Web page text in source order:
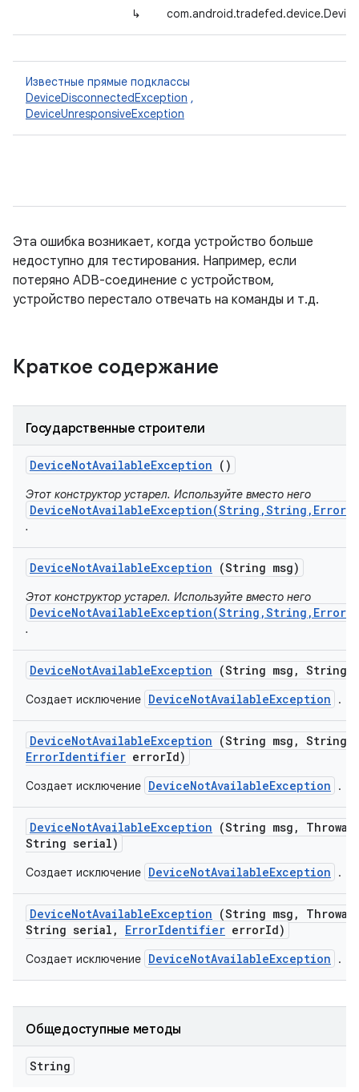
↳
Известные прямые подклассы
DeviceDisconnectedException ,
DeviceUnresponsiveException
Эта ошибка возникает, когда устройство больше
недоступно для тестирования. Например, если
потеряно ADB-соединение с устройством,
устройство перестало отвечать на команды и т.д.
Краткое содержание
Государственные строители
DeviceNotAvailableException ()
Этот конструктор устарел. Используйте вместо него
.
DeviceNotAvailableException (String msg)
Этот конструктор устарел. Используйте вместо него
.
DeviceNotAvailableException (String msg , String
Создает исключение DeviceNotAvailableException .
DeviceNotAvailableException (String msg , String
ErrorIdentifier errorId)
Создает исключение DeviceNotAvailableException .
DeviceNotAvailableException (String msg ,
String serial)
Создает исключение DeviceNotAvailableException .
DeviceNotAvailableException (String msg ,
String serial , ErrorIdentifier errorId)
Создает исключение DeviceNotAvailableException .
Общедоступные методы
String